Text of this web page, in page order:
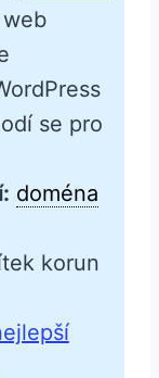
se pro
doména
korun